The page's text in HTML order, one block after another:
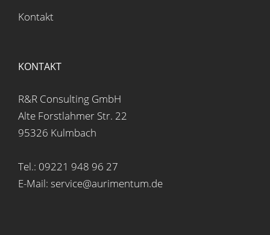
Kontakt
KONTAKT
R&R Consulting GmbH
Alte Forstlahmer Str. 22
95326 Kulmbach
Tel.: 09221 948 96 27
E-Mail: service@aurimentum.de